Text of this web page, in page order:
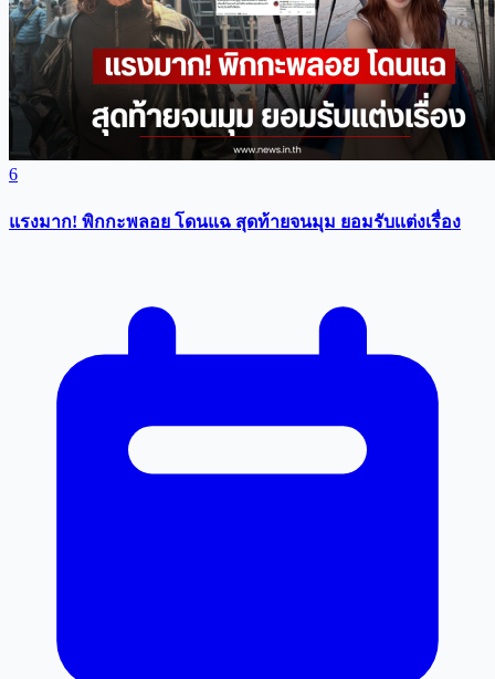
6
แรงมาก! พิกกะพลอย โดนแฉ สุดท้ายจนมุม ยอมรับเเต่งเรื่อง